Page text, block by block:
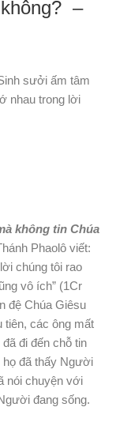
–
sưởi ấm tâm
nhau trong lời
không tin Chúa
Phaolô viết:
chúng tôi rao
vô ích” (1Cr
đệ Chúa Giêsu
tiên, các ông mất
đi đến chỗ tin
đã thấy Người
nói chuyện với
đang sống.